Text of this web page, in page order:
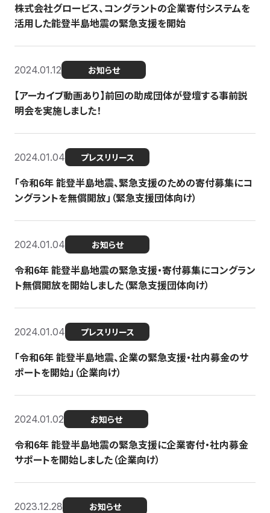
株式会社グロービス、コングラントの企業寄付システムを
活用した能登半島地震の緊急支援を開始
2024.01.12 お知らせ
【アーカイブ動画あり】前回の助成団体が登壇する事前説
明会を実施しました！
2024.01.04 プレスリリース
「令和6年 能登半島地震、緊急支援のための寄付募集にコ
ングラントを無償開放」（緊急支援団体向け）
2024.01.04 お知らせ
令和6年 能登半島地震の緊急支援・寄付募集にコングラン
ト無償開放を開始しました（緊急支援団体向け）
2024.01.04 プレスリリース
「令和6年 能登半島地震、企業の緊急支援・社内募金のサ
ポートを開始」（企業向け）
2024.01.02 お知らせ
令和6年 能登半島地震の緊急支援に企業寄付・社内募金
サポートを開始しました（企業向け）
2023.12.28 お知らせ